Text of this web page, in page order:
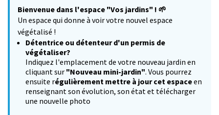
−
Bienvenue dans l'espace "Vos jardins" ! 🌱
Un espace qui donne à voir votre nouvel espace
végétalisé !
Détentrice ou détenteur d'un permis de
végétaliser?
Indiquez l'emplacement de votre nouveau jardin en
cliquant sur "Nouveau mini-jardin". Vous pourrez
ensuite régulièrement mettre à jour cet espaceen
renseignant son évolution, son état et télécharger
une nouvelle photo